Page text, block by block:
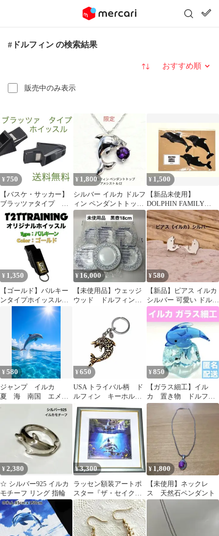
#ドルフィン の検索結果
販売中のみ表示
並び替え
¥ 750
【バスケ・サッカー】
ブラッツァタイプ ホ
イッスル【審判・コー
チ用品】
¥ 1,800
シルバー イルカ ドルフ
ィン ペンダントトップ
アメジスト CZ SILVER
¥ 1,500
【新品未使用】
DOLPHIN FAMILY
MOBILE イルカ モビー
ル
¥ 1,350
【ゴールド】バルキー
ンタイプホイッスル
【フリップグリップ・
マウスグリップ・紐
¥ 16,000
【未使用品】ウェッジ
ウッド ドルフィンホ
ート18cm黒壺6枚
¥580
【新品】ピアス イルカ
シルバー 可愛い ドルフ
ィン
¥580
ジャンプ イルカ
夏 海 南国 エメラ
ルドグリーン ドルフ
¥ 650
USA トライバル柄 ド
ルフィン キーホルダ
ー
¥ 850
【ガラス細工】イル
カ 置き物 ドルフィ
ン ガラス製 フィギ
ュア 可愛い
¥2,380
☆ シルバー925 イルカ
モチーフ リング 指輪
¥3,300
ラッセン額装アートポ
スター『ザ・セイクリ
ッド・プール』美品 イ
ルカ
¥ 1,800
【未使用】ネックレ
ス 天然石ペンダント